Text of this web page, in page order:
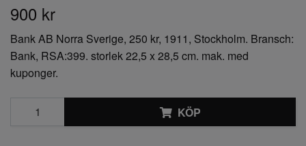
900 kr
Bank AB Norra Sverige, 250 kr, 1911, Stockholm. Bransch:
Bank, RSA:399. storlek 22,5 x 28,5 cm. mak. med
kuponger.
KÖP